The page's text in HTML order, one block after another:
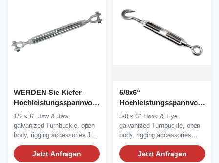
WERDEN Sie Kiefer-
Hochleistungsspannvorrichtung
1000KG 0.5x6“
1/2 x 6" Jaw & Jaw
galvanized Turnbuckle, open
body, rigging accessories Jaw
& Jaw...
Jetzt Anfragen
5/8x6“
offene Körper-
Spannvorrichtung
5/8 x 6" Hook & Eye
galvanized Turnbuckle, open
body, rigging accessories
Hook & Eye...
Jetzt Anfragen